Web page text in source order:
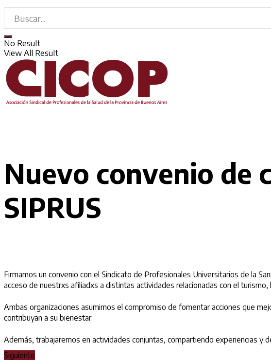
No Result
View All Result
Nuevo convenio de
SIPRUS
Firmamos un convenio con el Sindicato de Profesionales Universitarios de la
acceso de nuestrxs afiliadxs a distintas actividades relacionadas con el turismo,
Ambas organizaciones asumimos el compromiso de fomentar acciones que
contribuyan a su bienestar.
Además, trabajaremos en actividades conjuntas, compartiendo experiencias y
Siguiente